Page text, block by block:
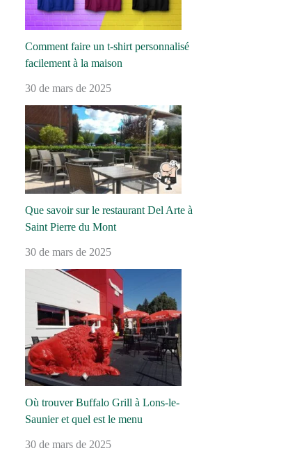
Comment faire un t-shirt personnalisé
facilement à la maison
30 de mars de 2025
Que savoir sur le restaurant Del Arte à
Saint Pierre du Mont
30 de mars de 2025
Où trouver Buffalo Grill à Lons-le-
Saunier et quel est le menu
30 de mars de 2025